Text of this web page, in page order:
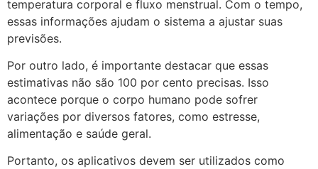
temperatura corporal e fluxo menstrual. Com o tempo,
essas informações ajudam o sistema a ajustar suas
previsões.
Por outro lado, é importante destacar que essas
estimativas não são 100 por cento precisas. Isso
acontece porque o corpo humano pode sofrer
variações por diversos fatores, como estresse,
alimentação e saúde geral.
Portanto, os aplicativos devem ser utilizados como